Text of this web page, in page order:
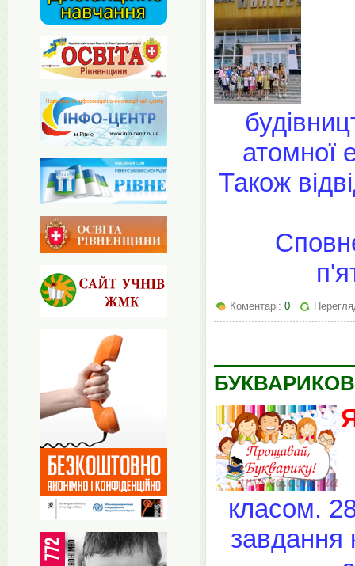
атомної
Також
Коментарі: 0
класом.
завдання